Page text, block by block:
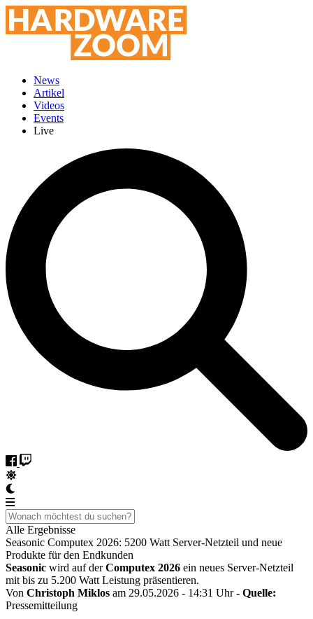
News
Artikel
Videos
Events
Live
Alle Ergebnisse
Seasonic Computex 2026: 5200 Watt Server-Netzteil und neue
Produkte für den Endkunden
Seasonic wird auf derComputex 2026 ein neues Server-Netzteil
mit bis zu 5.200 Watt Leistung präsentieren.
Von Christoph Miklos am 29.05.2026 - 14:31 Uhr- Quelle:
Pressemitteilung